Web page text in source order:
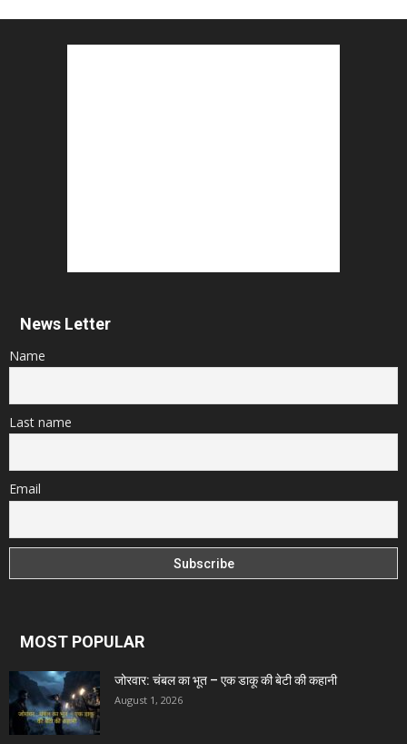
News Letter
Name
Last name
Email
MOST POPULAR
जोरवार: चंबल का भूत – एक डाकू की बेटी की कहानी
August 1, 2026